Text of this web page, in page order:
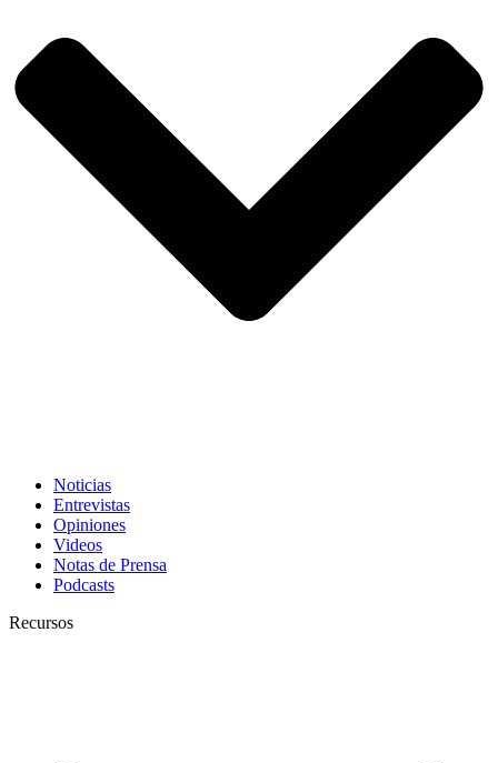
Noticias
Entrevistas
Opiniones
Videos
Notas de Prensa
Podcasts
Recursos